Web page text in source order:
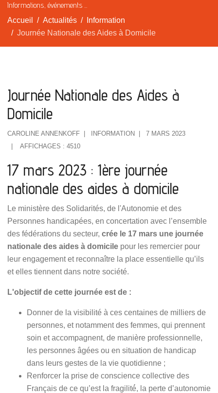
Informations, événements ...
Accueil Actualités
Information
Journée Nationale des Aides à Domicile
Journée Nationale des Aides à
Domicile
CAROLINE ANNENKOFF INFORMATION
7 MARS 2023
AFFICHAGES : 4510
17 mars 2023 : 1ère journée
nationale des aides à domicile
Le ministère des Solidarités, de l'Autonomie et des
Personnes handicapées, en concertation avec l’ensemble
des fédérations du secteur, crée le 17 mars une journée
nationale des aides à domicile pour les remercier pour
leur engagement et reconnaître la place essentielle qu’ils
et elles tiennent dans notre société.
L'objectif de cette journée est de :
Donner de la visibilité à ces centaines de milliers de
personnes, et notamment des femmes, qui prennent
soin et accompagnent, de manière professionnelle,
les personnes âgées ou en situation de handicap
dans leurs gestes de la vie quotidienne ;
Renforcer la prise de conscience collective des
Français de ce qu’est la fragilité́, la perte d’autonomie